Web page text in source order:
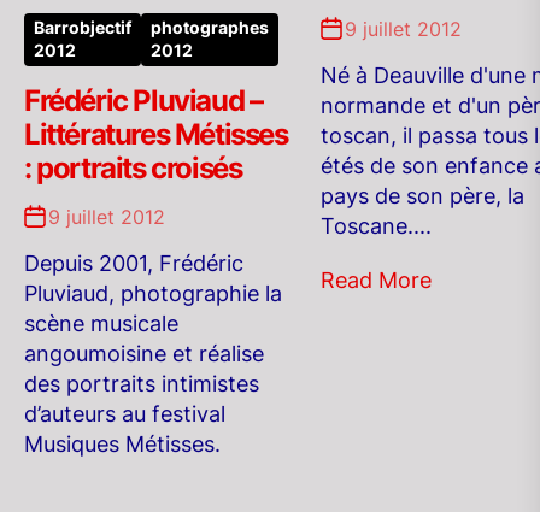
Barrobjectif
2012
photographes
2012
Frédéric Pluviaud –
Littératures Métisses
: portraits croisés
9 juillet 2012
Depuis 2001, Frédéric
Pluviaud, photographie la
scène musicale
angoumoisine et réalise
des portraits intimistes
d’auteurs au festival
Musiques Métisses.
9 juillet 2012
Né à Deauville d'une
normande et d'un
toscan, il passa tous
étés de son enfance
pays de son père, la
Toscane....
Read More